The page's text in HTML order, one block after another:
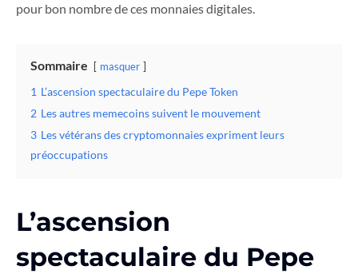
pour bon nombre de ces monnaies digitales.
Sommaire masquer
1 L’ascension spectaculaire du Pepe Token
2 Les autres memecoins suivent le mouvement
3 Les vétérans des cryptomonnaies expriment leurs
préoccupations
L’ascension
spectaculaire du Pepe